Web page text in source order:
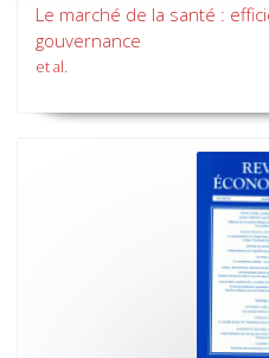
Le marché de la santé :
gouvernance
et al.